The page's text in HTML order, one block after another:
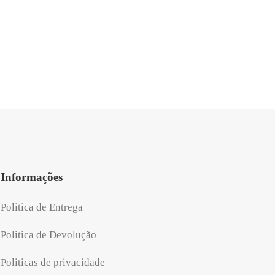
Informações
Politica de Entrega
Politica de Devolução
Politicas de privacidade